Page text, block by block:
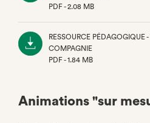
PDF - 2.08 MB
RESSOURCE PÉDAGOGIQUE
COMPAGNIE
PDF - 1.84 MB
Animations "sur